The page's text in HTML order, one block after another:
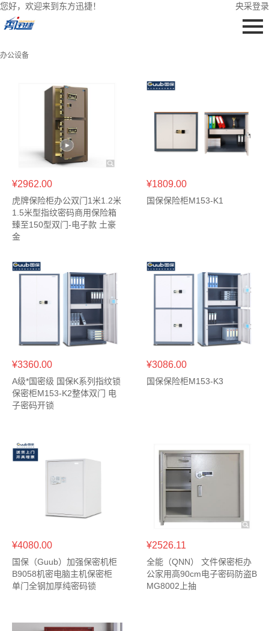
您好，欢迎来到东方迅捷！ 央采登录
办公设备
¥2962.00
虎牌保险柜办公双门1米1.2米
1.5米型指纹密码商用保险箱
臻至150型双门-电子款 土豪
金
¥1809.00
国保保险柜M153-K1
¥3360.00
A级*国密级 国保K系列指纹锁
保密柜M153-K2整体双门 电
子密码开锁
¥3086.00
国保保险柜M153-K3
¥4080.00
国保（Guub）加强保密机柜
B9058机密电脑主机保密柜
单门全钢加厚纯密码锁
¥2526.11
全能（QNN） 文件保密柜办
公家用高90cm电子密码防盗B
MG8002上抽